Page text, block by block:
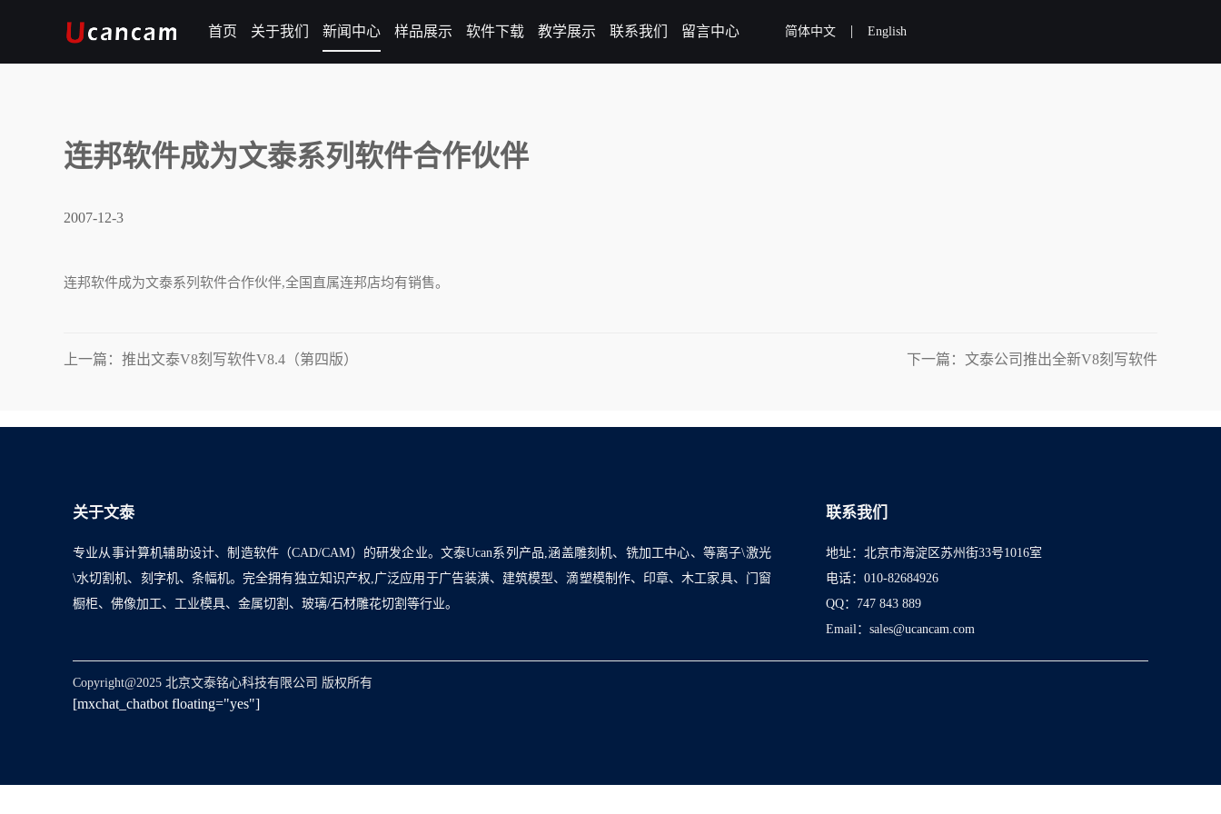
首页 关于我们 新闻中心 样品展示 软件下载 教学展示 联系我们 留言中心 简体中文 |English
连邦软件成为文泰系列软件合作伙伴
2007-12-3
连邦软件成为文泰系列软件合作伙伴,全国直属连邦店均有销售。
上一篇：推出文泰V8刻写软件V8.4（第四版） 下一篇：文泰公司推出全新V8刻写软件
关于文泰
专业从事计算机辅助设计、制造软件（CAD/CAM）的研发企业。文泰Ucan系列产品,涵盖雕刻机、铣加工中心、等离子\激光
\水切割机、刻字机、条幅机。完全拥有独立知识产权,广泛应用于广告装潢、建筑模型、滴塑模制作、印章、木工家具、门窗
橱柜、佛像加工、工业模具、金属切割、玻璃/石材雕花切割等行业。
联系我们
地址：北京市海淀区苏州街33号1016室
电话：010-82684926
QQ：747 843 889
Email：sales@ucancam.com
Copyright@2025 北京文泰铭心科技有限公司 版权所有
[mxchat_chatbot floating="yes"]